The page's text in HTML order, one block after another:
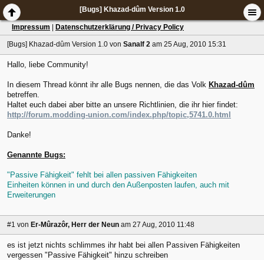
[Bugs] Khazad-dûm Version 1.0
Impressum Datenschutzerklärung / Privacy Policy
[Bugs] Khazad-dûm Version 1.0 von Sanalf 2 am 25 Aug, 2010 15:31
Hallo, liebe Community!
In diesem Thread könnt ihr alle Bugs nennen, die das Volk Khazad-dûm
betreffen.
Haltet euch dabei aber bitte an unsere Richtlinien, die ihr hier findet:
http://forum.modding-union.com/index.php/topic,5741.0.html
Danke!
Genannte Bugs:
"Passive Fähigkeit" fehlt bei allen passiven Fähigkeiten
Einheiten können in und durch den Außenposten laufen, auch mit
Erweiterungen
#1 von Er-Mûrazôr, Herr der Neun am 27 Aug, 2010 11:48
es ist jetzt nichts schlimmes ihr habt bei allen Passiven Fähigkeiten
vergessen "Passive Fähigkeit" hinzu schreiben